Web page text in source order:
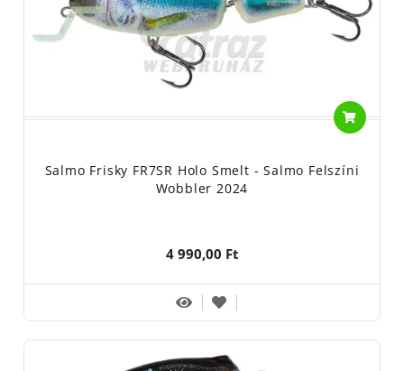
Salmo Frisky FR7SR Holo Smelt - Salmo Felszíni
Wobbler 2024
4 990,00 Ft